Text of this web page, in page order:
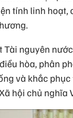
tính linh hoạt,
Tài nguyên
hòa, phân
và khắc
hội chủ nghĩa